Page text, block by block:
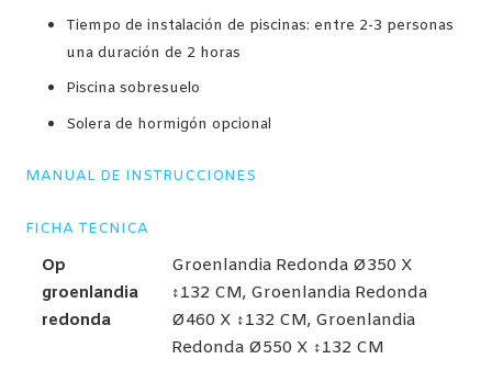
Tiempo de instalación de piscinas: entre 2-3 personas
una duración de 2 horas
Piscina sobresuelo
Solera de hormigón opcional
MANUAL DE INSTRUCCIONES
FICHA TECNICA
Op
groenlandia
redonda
Groenlandia Redonda Ø350 X
↕132 CM, Groenlandia Redonda
Ø460 X ↕132 CM, Groenlandia
Redonda Ø550 X ↕132 CM